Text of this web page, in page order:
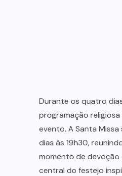
Durante os quatro
programação
evento. A Santa
dias às 19h30,
momento de devoção
central do festejo